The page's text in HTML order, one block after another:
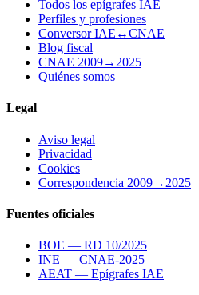
Todos los epígrafes IAE
Perfiles y profesiones
Conversor IAE↔CNAE
Blog fiscal
CNAE 2009→2025
Quiénes somos
Legal
Aviso legal
Privacidad
Cookies
Correspondencia 2009→2025
Fuentes oficiales
BOE — RD 10/2025
INE — CNAE-2025
AEAT — Epígrafes IAE